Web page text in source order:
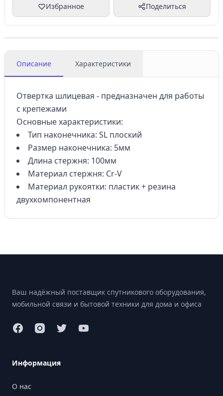
Избранное Поделиться
Описание Характеристики
Отвертка шлицевая - предназначен для работы
с крепежами
Основные характеристики:
Тип наконечника: SL плоский
Размер наконечника: 5мм
Длина стержня: 100мм
Материал стержня: Cr-V
Материал рукоятки: пластик + резина
двухкомпонентная
Ваш надёжный поставщик спутникового оборудования,
мобильной связи и бытовой техники для дома и офиса
Информация
О нас